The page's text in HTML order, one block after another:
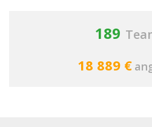
189
18 889 €